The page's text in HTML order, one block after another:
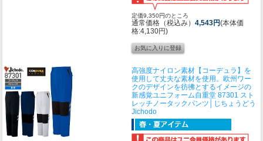
定価9,350円のところ
通常価格（税込み） 4,543円(本体価
格:4,130円)
高強度ナイロン素材【コーデュラ】を
使用して丈夫な素材を使用。欧州ワー
クのデザインを彷彿とするイメージの
新感覚ユニフォーム自重堂 87301 スト
レッチノータックパンツ│じちょうどう
Jichodo